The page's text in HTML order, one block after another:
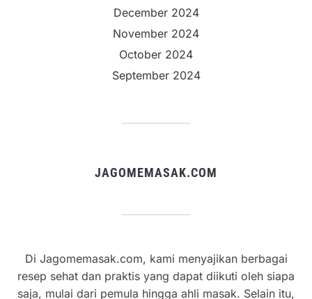
December 2024
November 2024
October 2024
September 2024
JAGOMEMASAK.COM
Di Jagomemasak.com, kami menyajikan berbagai
resep sehat dan praktis yang dapat diikuti oleh siapa
saja, mulai dari pemula hingga ahli masak. Selain itu,